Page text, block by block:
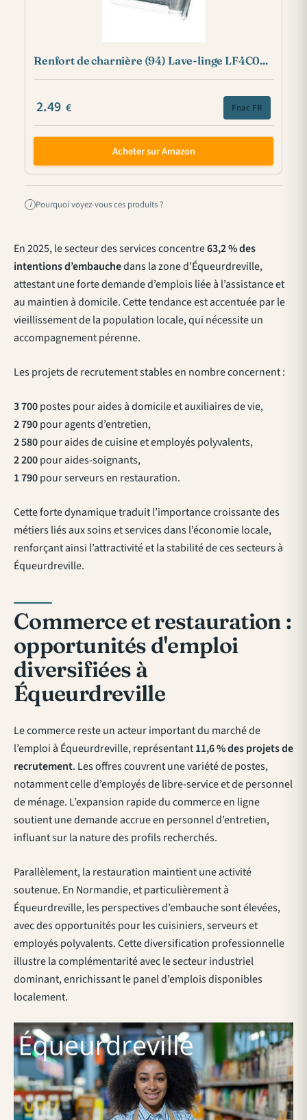
Renfort de charnière (94) Lave-linge LF4C0...
2.49 € Fnac FR
Acheter sur Amazon
i Pourquoi voyez-vous ces produits ?
En 2025, le secteur des services concentre63,2 % des
intentions d’embauchedans la zone d’Équeurdreville,
attestant une forte demande d’emplois liée à l’assistance et
au maintien à domicile. Cette tendance est accentuée par le
vieillissement de la population locale, qui nécessite un
accompagnement pérenne.
Les projets de recrutement stables en nombre concernent :
3 700postes pour aides à domicile et auxiliaires de vie,
2 790pour agents d’entretien,
2 580pour aides de cuisine et employés polyvalents,
2 200pour aides-soignants,
1 790pour serveurs en restauration.
Cette forte dynamique traduit l’importance croissante des
métiers liés aux soins et services dans l’économie locale,
renforçant ainsi l’attractivité et la stabilité de ces secteurs à
Équeurdreville.
Commerce et restauration :
opportunités d'emploi
diversifiées à
Équeurdreville
Le commerce reste un acteur important du marché de
l’emploi à Équeurdreville, représentant11,6 % des projets de
recrutement. Les offres couvrent une variété de postes,
notamment celle d’employés de libre-service et de personnel
de ménage. L’expansion rapide du commerce en ligne
soutient une demande accrue en personnel d’entretien,
influant sur la nature des profils recherchés.
Parallèlement, la restauration maintient une activité
soutenue. En Normandie, et particulièrement à
Équeurdreville, les perspectives d’embauche sont élevées,
avec des opportunités pour les cuisiniers, serveurs et
employés polyvalents. Cette diversification professionnelle
illustre la complémentarité avec le secteur industriel
dominant, enrichissant le panel d’emplois disponibles
localement.